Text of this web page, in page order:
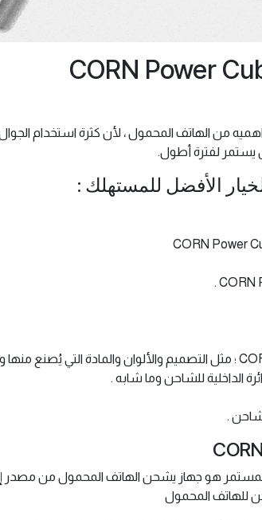
من الهاتف المحمول ، لأن كثرة
يستمر لفترة أطول.
.
هو جهاز يشحن الهاتف المحمول من مصدر
للهاتف المحمول